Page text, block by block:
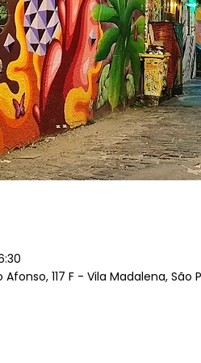
117 F - Vila Madalena, São